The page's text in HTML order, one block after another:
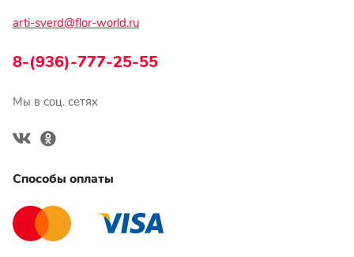
arti-sverd@flor-world.ru
8-(936)-777-25-55
Мы в соц. сетях
Способы оплаты